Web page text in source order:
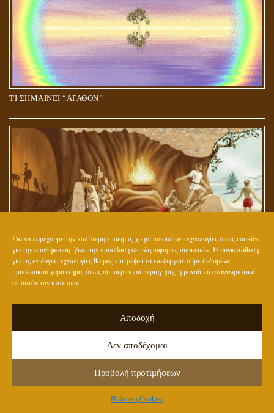
Για να παρέχουμε την καλύτερη εμπειρία, χρησιμοποιούμε τεχνολογίες όπως cookies
για την αποθήκευση ή/και την πρόσβαση σε πληροφορίες συσκευών. Η συγκατάθεση
για τις εν λόγω τεχνολογίες θα μας επιτρέψει να επεξεργαστούμε δεδομένα
προσωπικού χαρακτήρα, όπως συμπεριφορά περιήγησης ή μοναδικά αναγνωριστικά
σε αυτόν τον ιστότοπο.
Αποδοχή
Δεν αποδέχομαι
Προβολή προτιμήσεων
Πολιτική Cookies
ΤΙ ΣΗΜΑΙΝΕΙ “ΑΓΑΘΟΝ”
Ο ΚΟΣΜΟΣ ΤΟΥ ΑΓΑΘΟΥ ΒΡΙΣΚΕΤΑΙ ΕΞΩ ΑΠΟ ΤΟ ΣΠΗΛΑΙΟ ΤΟΥ
ΠΛΑΤΩΝΑ